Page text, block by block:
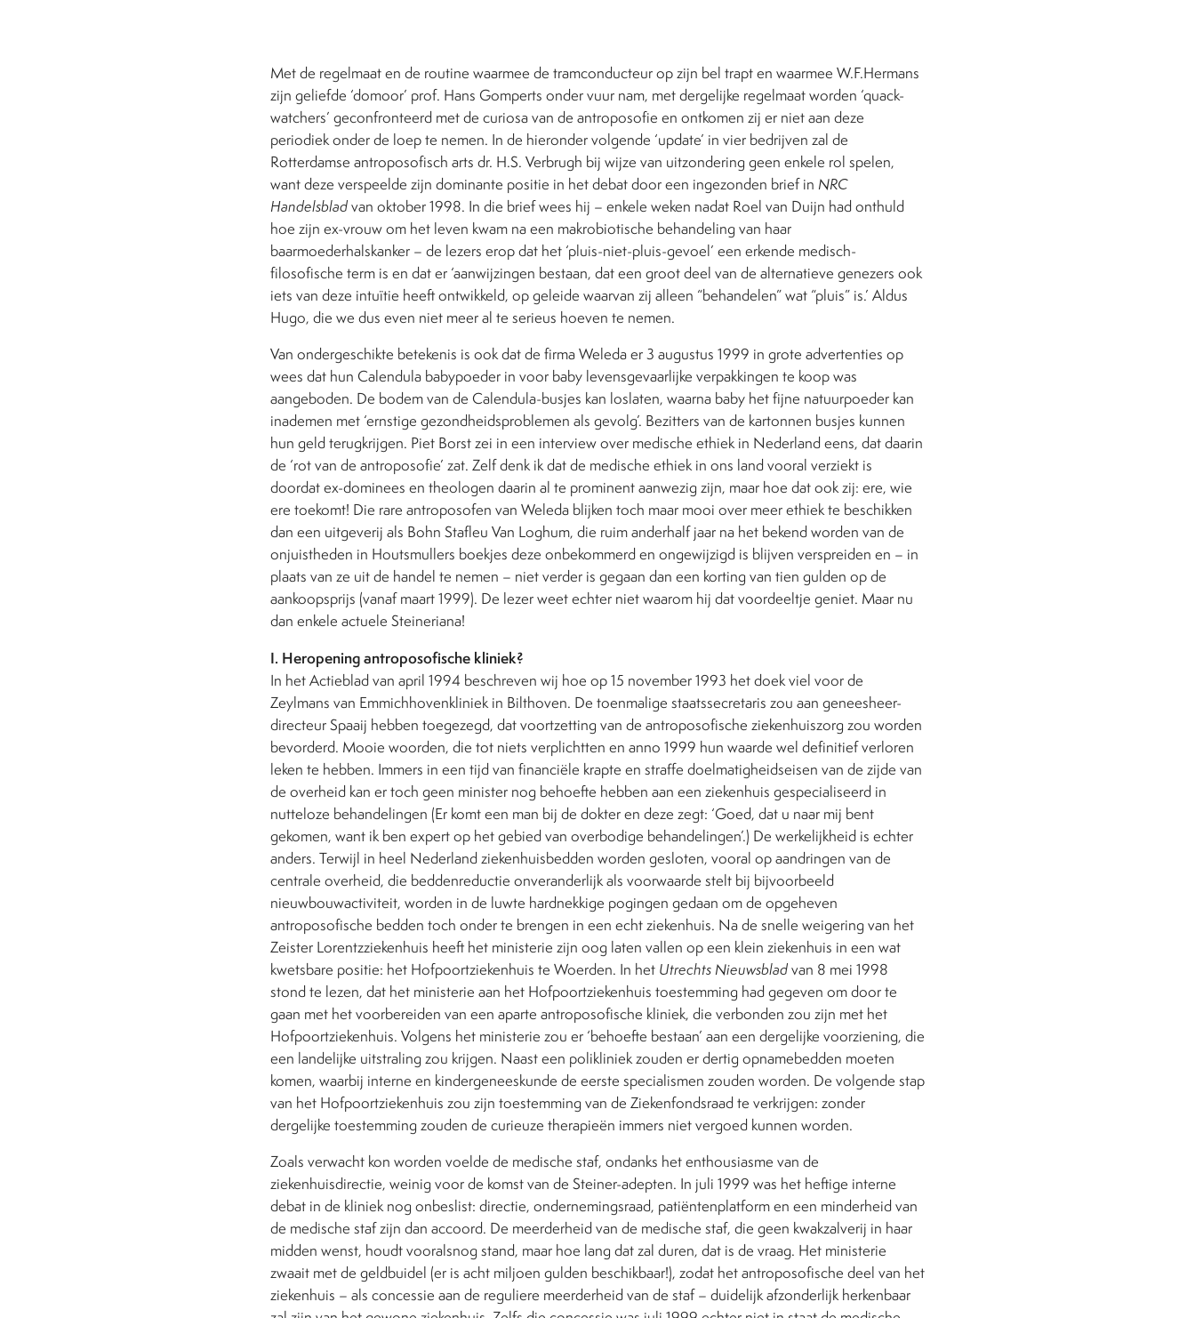
Met de regelmaat en de routine waarmee de tramconducteur op zijn bel trapt en waarmee W.F.Hermans
zijn geliefde ‘domoor’ prof. Hans Gomperts onder vuur nam, met dergelijke regelmaat worden ‘quack-
watchers’ geconfronteerd met de curiosa van de antroposofie en ontkomen zij er niet aan deze
periodiek onder de loep te nemen. In de hieronder volgende ‘update’ in vier bedrijven zal de
Rotterdamse antroposofisch arts dr. H.S. Verbrugh bij wijze van uitzondering geen enkele rol spelen,
want deze verspeelde zijn dominante positie in het debat door een ingezonden brief in NRC
Handelsbladvan oktober 1998. In die brief wees hij – enkele weken nadat Roel van Duijn had onthuld
hoe zijn ex-vrouw om het leven kwam na een makrobiotische behandeling van haar
baarmoederhalskanker – de lezers erop dat het ‘pluis-niet-pluis-gevoel’ een erkende medisch-
filosofische term is en dat er ‘aanwijzingen bestaan, dat een groot deel van de alternatieve genezers ook
iets van deze intuïtie heeft ontwikkeld, op geleide waarvan zij alleen “behandelen” wat “pluis” is.’ Aldus
Hugo, die we dus even niet meer al te serieus hoeven te nemen.
Van ondergeschikte betekenis is ook dat de firma Weleda er 3 augustus 1999 in grote advertenties op
wees dat hun Calendula babypoeder in voor baby levensgevaarlijke verpakkingen te koop was
aangeboden. De bodem van de Calendula-busjes kan loslaten, waarna baby het fijne natuurpoeder kan
inademen met ‘ernstige gezondheidsproblemen als gevolg’. Bezitters van de kartonnen busjes kunnen
hun geld terugkrijgen. Piet Borst zei in een interview over medische ethiek in Nederland eens, dat daarin
de ‘rot van de antroposofie’ zat. Zelf denk ik dat de medische ethiek in ons land vooral verziekt is
doordat ex-dominees en theologen daarin al te prominent aanwezig zijn, maar hoe dat ook zij: ere, wie
ere toekomt! Die rare antroposofen van Weleda blijken toch maar mooi over meer ethiek te beschikken
dan een uitgeverij als Bohn Stafleu Van Loghum, die ruim anderhalf jaar na het bekend worden van de
onjuistheden in Houtsmullers boekjes deze onbekommerd en ongewijzigd is blijven verspreiden en – in
plaats van ze uit de handel te nemen – niet verder is gegaan dan een korting van tien gulden op de
aankoopsprijs (vanaf maart 1999). De lezer weet echter niet waarom hij dat voordeeltje geniet. Maar nu
dan enkele actuele Steineriana!
I. Heropening antroposofische kliniek?
In het Actieblad van april 1994 beschreven wij hoe op 15 november 1993 het doek viel voor de
Zeylmans van Emmichhovenkliniek in Bilthoven. De toenmalige staatssecretaris zou aan geneesheer-
directeur Spaaij hebben toegezegd, dat voortzetting van de antroposofische ziekenhuiszorg zou worden
bevorderd. Mooie woorden, die tot niets verplichtten en anno 1999 hun waarde wel definitief verloren
leken te hebben. Immers in een tijd van financiële krapte en straffe doelmatigheidseisen van de zijde van
de overheid kan er toch geen minister nog behoefte hebben aan een ziekenhuis gespecialiseerd in
nutteloze behandelingen (Er komt een man bij de dokter en deze zegt: ‘Goed, dat u naar mij bent
gekomen, want ik ben expert op het gebied van overbodige behandelingen’.) De werkelijkheid is echter
anders. Terwijl in heel Nederland ziekenhuisbedden worden gesloten, vooral op aandringen van de
centrale overheid, die beddenreductie onveranderlijk als voorwaarde stelt bij bijvoorbeeld
nieuwbouwactiviteit, worden in de luwte hardnekkige pogingen gedaan om de opgeheven
antroposofische bedden toch onder te brengen in een echt ziekenhuis. Na de snelle weigering van het
Zeister Lorentzziekenhuis heeft het ministerie zijn oog laten vallen op een klein ziekenhuis in een wat
kwetsbare positie: het Hofpoortziekenhuis te Woerden. In het Utrechts Nieuwsbladvan 8 mei 1998
stond te lezen, dat het ministerie aan het Hofpoortziekenhuis toestemming had gegeven om door te
gaan met het voorbereiden van een aparte antroposofische kliniek, die verbonden zou zijn met het
Hofpoortziekenhuis. Volgens het ministerie zou er ‘behoefte bestaan’ aan een dergelijke voorziening, die
een landelijke uitstraling zou krijgen. Naast een polikliniek zouden er dertig opnamebedden moeten
komen, waarbij interne en kindergeneeskunde de eerste specialismen zouden worden. De volgende stap
van het Hofpoortziekenhuis zou zijn toestemming van de Ziekenfondsraad te verkrijgen: zonder
dergelijke toestemming zouden de curieuze therapieën immers niet vergoed kunnen worden.
Zoals verwacht kon worden voelde de medische staf, ondanks het enthousiasme van de
ziekenhuisdirectie, weinig voor de komst van de Steiner-adepten. In juli 1999 was het heftige interne
debat in de kliniek nog onbeslist: directie, ondernemingsraad, patiëntenplatform en een minderheid van
de medische staf zijn dan accoord. De meerderheid van de medische staf, die geen kwakzalverij in haar
midden wenst, houdt vooralsnog stand, maar hoe lang dat zal duren, dat is de vraag. Het ministerie
zwaait met de geldbuidel (er is acht miljoen gulden beschikbaar!), zodat het antroposofische deel van het
ziekenhuis – als concessie aan de reguliere meerderheid van de staf – duidelijk afzonderlijk herkenbaar